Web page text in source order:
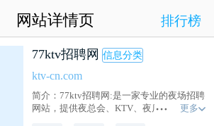
网站详情页 排行榜
77ktv招聘网 信息分类
ktv-cn.com
简介：77ktv招聘网:是一家专业的夜场招聘
网站，提供夜总会、KTV、夜店/酒吧等夜
更多